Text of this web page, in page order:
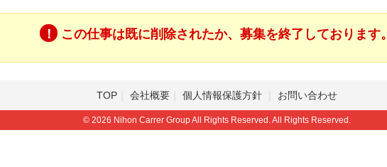
この仕事は既に削除されたか、募集を終了しております。
TOP 会社概要 個人情報保護方針 お問い合わせ
© 2026 Nihon Carrer Group All Rights Reserved. All Rights Reserved.